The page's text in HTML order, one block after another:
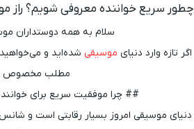
چطور سریع خواننده معروفی شویم؟ راز
سلام به همه دوستداران
اگر تازه وارد دنیای موسیقی شده‌اید و
مطلب مخصوص
## چرا موفقیت سریع برای
دنیای موسیقی امروز بسیار رقابتی است و